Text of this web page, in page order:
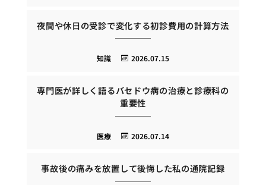
夜間や休日の受診で変化する初診費用の計算方法
2026.07.15
知識
専門医が詳しく語るバセドウ病の治療と診療科の
重要性
2026.07.14
医療
事故後の痛みを放置して後悔した私の通院記録